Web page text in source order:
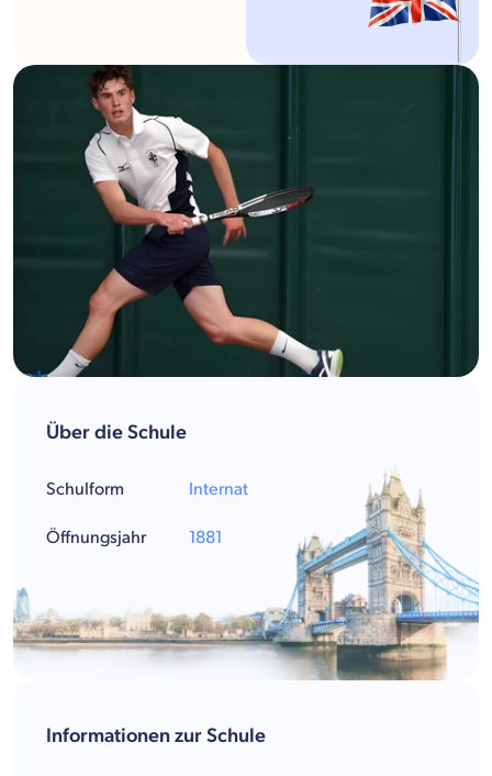
Informationen zur Schule
Über die Schule
Schulform
Öffnungsjahr
Internat
1881